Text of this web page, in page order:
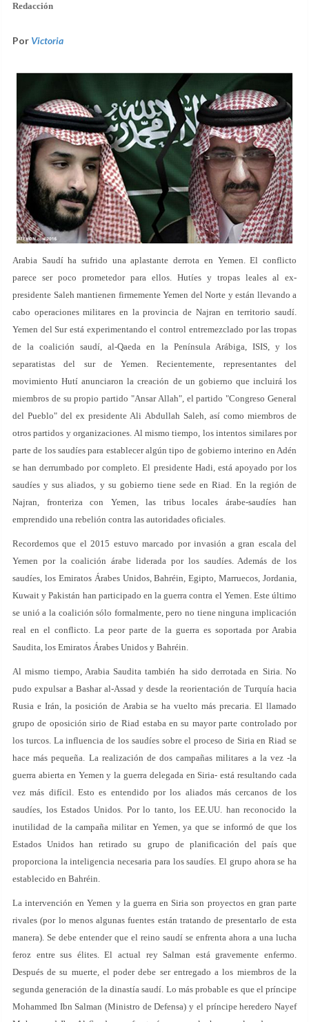
Redacción
Por Victoria
Arabia Saudí ha sufrido una aplastante derrota en Yemen. El conflicto
parece ser poco prometedor para ellos. Hutíes y tropas leales al ex-
presidente Saleh mantienen firmemente Yemen del Norte y están llevando a
cabo operaciones militares en la provincia de Najran en territorio saudí.
Yemen del Sur está experimentando el control entremezclado por las tropas
de la coalición saudí, al-Qaeda en la Península Arábiga, ISIS, y los
separatistas del sur de Yemen. Recientemente, representantes del
movimiento Hutí anunciaron la creación de un gobierno que incluirá los
miembros de su propio partido "Ansar Allah", el partido "Congreso General
del Pueblo" del ex presidente Ali Abdullah Saleh, así como miembros de
otros partidos y organizaciones. Al mismo tiempo, los intentos similares por
parte de los saudíes para establecer algún tipo de gobierno interino en Adén
se han derrumbado por completo. El presidente Hadi, está apoyado por los
saudíes y sus aliados, y su gobierno tiene sede en Riad. En la región de
Najran, fronteriza con Yemen, las tribus locales árabe-saudíes han
emprendido una rebelión contra las autoridades oficiales.
Recordemos que el 2015 estuvo marcado por invasión a gran escala del
Yemen por la coalición árabe liderada por los saudíes. Además de los
saudíes, los Emiratos Árabes Unidos, Bahréin, Egipto, Marruecos, Jordania,
Kuwait y Pakistán han participado en la guerra contra el Yemen. Este último
se unió a la coalición sólo formalmente, pero no tiene ninguna implicación
real en el conflicto. La peor parte de la guerra es soportada por Arabia
Saudita, los Emiratos Árabes Unidos y Bahréin.
Al mismo tiempo, Arabia Saudita también ha sido derrotada en Siria. No
pudo expulsar a Bashar al-Assad y desde la reorientación de Turquía hacia
Rusia e Irán, la posición de Arabia se ha vuelto más precaria. El llamado
grupo de oposición sirio de Riad estaba en su mayor parte controlado por
los turcos. La influencia de los saudíes sobre el proceso de Siria en Riad se
hace más pequeña. La realización de dos campañas militares a la vez -la
guerra abierta en Yemen y la guerra delegada en Siria- está resultando cada
vez más difícil. Esto es entendido por los aliados más cercanos de los
saudíes, los Estados Unidos. Por lo tanto, los EE.UU. han reconocido la
inutilidad de la campaña militar en Yemen, ya que se informó de que los
Estados Unidos han retirado su grupo de planificación del país que
proporciona la inteligencia necesaria para los saudíes. El grupo ahora se ha
establecido en Bahréin.
La intervención en Yemen y la guerra en Siria son proyectos en gran parte
rivales (por lo menos algunas fuentes están tratando de presentarlo de esta
manera). Se debe entender que el reino saudí se enfrenta ahora a una lucha
feroz entre sus élites. El actual rey Salman está gravemente enfermo.
Después de su muerte, el poder debe ser entregado a los miembros de la
segunda generación de la dinastía saudí. Lo más probable es que el príncipe
Mohammed Ibn Salman (Ministro de Defensa) y el príncipe heredero Nayef